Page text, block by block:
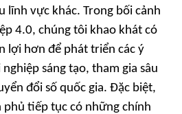
lĩnh vực khác. Trong bối cảnh
4.0, chúng tôi khao khát có
lợi hơn để phát triển các ý
sáng tạo, tham gia sâu
đổi số quốc gia. Đặc biệt,
tiếp tục có những chính